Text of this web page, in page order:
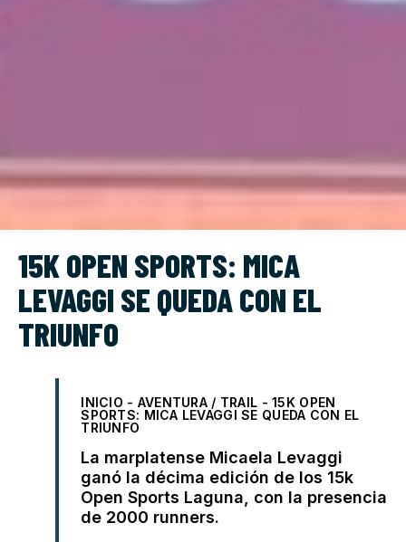
15K OPEN SPORTS: MICA
LEVAGGI SE QUEDA CON EL
TRIUNFO
INICIO - AVENTURA / TRAIL -15K OPEN
SPORTS: MICA LEVAGGI SE QUEDA CON EL
TRIUNFO
La marplatense Micaela Levaggi
ganó la décima edición de los 15k
Open Sports Laguna, con la presencia
de 2000 runners.